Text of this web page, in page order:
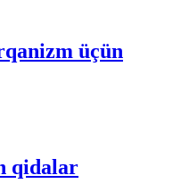
üçün
qidalar